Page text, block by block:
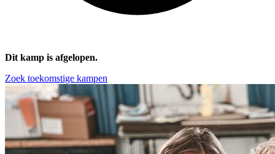
Dit kamp is afgelopen.
Zoek toekomstige kampen